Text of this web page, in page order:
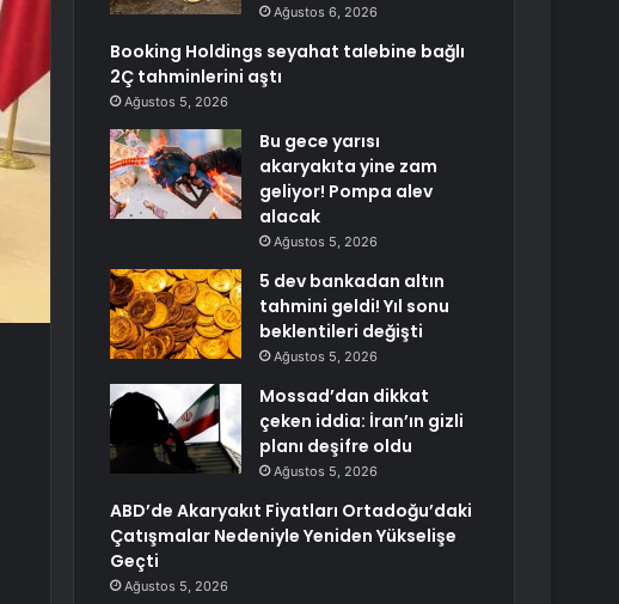
Ağustos 6, 2026
Booking Holdings seyahat talebine bağlı
2Ç tahminlerini aştı
Ağustos 5, 2026
Bu gece yarısı
akaryakıta yine zam
geliyor! Pompa alev
alacak
Ağustos 5, 2026
5 dev bankadan altın
tahmini geldi! Yıl sonu
beklentileri değişti
Ağustos 5, 2026
Mossad’dan dikkat
çeken iddia: İran’ın gizli
planı deşifre oldu
Ağustos 5, 2026
ABD’de Akaryakıt Fiyatları Ortadoğu’daki
Çatışmalar Nedeniyle Yeniden Yükselişe
Geçti
Ağustos 5, 2026